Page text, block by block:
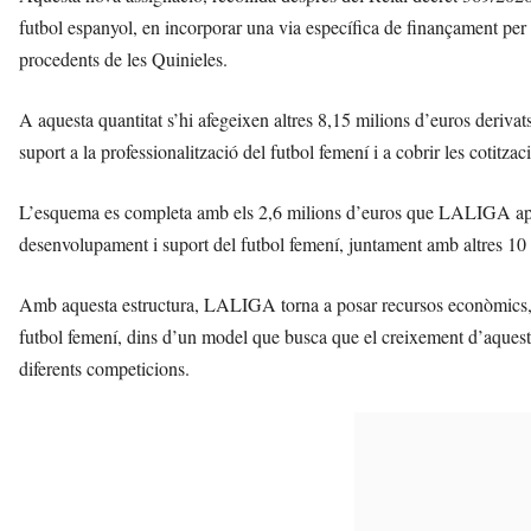
futbol espanyol, en incorporar una via específica de finançament
procedents de les Quinieles.
A aquesta quantitat s’hi afegeixen altres 8,15 milions d’euros
suport a la professionalització del futbol femení i a cobrir les
L’esquema es completa amb els 2,6 milions d’euros que LALIGA
desenvolupament i suport del futbol femení, juntament amb altres
Amb aquesta estructura, LALIGA torna a posar recursos
futbol femení, dins d’un model que busca que el creixement
diferents competicions.